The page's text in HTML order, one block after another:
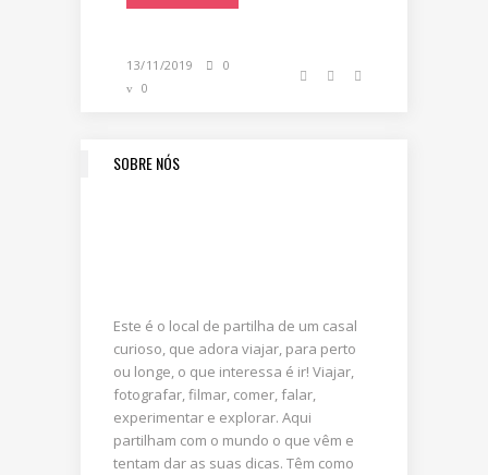
13/11/2019
0
0
SOBRE NÓS
Este é o local de partilha de um casal
curioso, que adora viajar, para perto
ou longe, o que interessa é ir! Viajar,
fotografar, filmar, comer, falar,
experimentar e explorar. Aqui
partilham com o mundo o que vêm e
tentam dar as suas dicas. Têm como